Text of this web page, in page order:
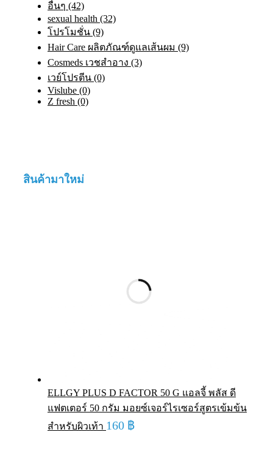
อื่นๆ (42)
sexual health (32)
โปรโมชั่น (9)
Hair Care ผลิตภัณฑ์ดูแลเส้นผม (9)
Cosmeds เวชสําอาง (3)
เวย์โปรตีน (0)
Vislube (0)
Z fresh (0)
สินค้ามาใหม่
ELLGY PLUS D FACTOR 50 G แอลจี้ พลัส ดี
แฟตเตอร์ 50 กรัม มอยซ์เจอร์ไรเซอร์สูตรเข้มข้น
สำหรับผิวเท้า 160 ฿